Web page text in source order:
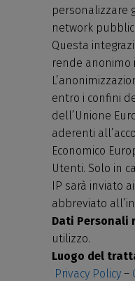
personalizzare
network
Questa
rende anonimo
entro i confini
dell’Unione
aderenti
Economico
Utenti. Solo in
IP sarà inviato
abbreviato
Dati Personali
utilizzo.
Luogo del
Privacy Policy –